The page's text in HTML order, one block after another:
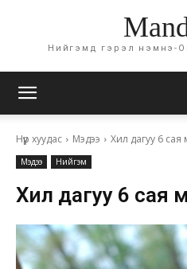
Нийгэмд гэрэл нэмнэ-
Нүүр хуудас Мэдээ Хил дагуу 6
Мэдээ Нийгэм
Хил дагуу 6 сая